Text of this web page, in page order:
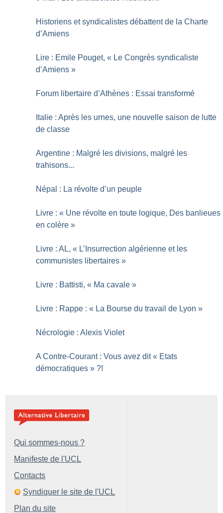
Historiens et syndicalistes débattent de la Charte
d’Amiens
Lire : Emile Pouget, « Le Congrès syndicaliste
d’Amiens »
Forum libertaire d’Athènes : Essai transformé
Italie : Après les urnes, une nouvelle saison de lutte
de classe
Argentine : Malgré les divisions, malgré les
trahisons...
Népal : La révolte d’un peuple
Livre : « Une révolte en toute logique, Des banlieues
en colère »
Livre : AL, « L’Insurrection algérienne et les
communistes libertaires »
Livre : Battisti, « Ma cavale »
Livre : Rappe : « La Bourse du travail de Lyon »
Nécrologie : Alexis Violet
A Contre-Courant : Vous avez dit « Etats
démocratiques » ?!
Qui sommes-nous ?
Manifeste de l'UCL
Contacts
Syndiquer le site de l'UCL
Plan du site